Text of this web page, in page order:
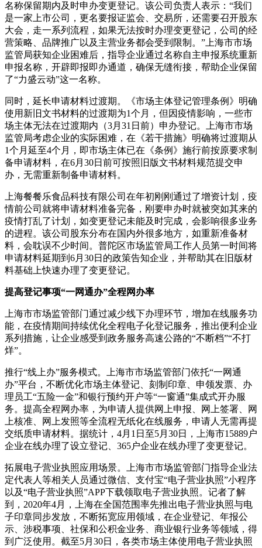
名称保留期内及时申办变更登记。该公司负责人表示：“我们
是一家上市公司，更名要报证监会、交易所，还需要召开股东
大会，走一系列流程，如果无法按时办理变更登记，公司的经
营策略、品牌推广以及主营业务都会受到限制。”上海市市场
监管局获知企业困难后，指导企业通过名称自主申报系统重新
申报名称，开辟即报即办通道，确保无缝衔接，帮助企业保留
了“力盛云动”这一名称。
同时，延长申请材料过渡期。《市场主体登记管理条例》明确
使用新旧文书材料的过渡期为1个月，但因疫情影响，一些市
场主体无法在过渡期内（3月31日前）申办登记。上海市市场
监管局考虑企业的实际困难，在《若干措施》明确将过渡期从
1个月延至4个月，即市场主体已在《条例》施行前按原要求制
备申请材料，在6月30日前可按照旧版文书材料规范提交申
办，无需重新制备申请材料。
上海餐餐乐食品科技有限公司在年初刚刚通过了增资计划，疫
情前公司就将申请材料准备完备，刚要申办时就被突如其来的
疫情打乱了计划，如变更登记未能及时完成，会影响很多业务
的进程。该公司股东分布在国内外很多地方，如重新准备材
料，会耽误不少时间。普陀区市场监管局工作人员第一时间将
申请材料延期到6月30日的政策告知企业，并帮助其在旧版材
料基础上快速办理了变更登记。
提高登记事项“一网通办”全程网办率
上海市市场监管部门通过减少线下办理环节，增加在线服务功
能，在疫情期间持续优化全程电子化登记服务，推出便利企业
系列措施，让企业感受到政务服务高速公路的“不断档”“不打
烊”。
推行“线上办”服务模式。上海市市场监管部门依托“一网通
办”平台，不断优化市场主体登记、刻制印章、申领发票、办
理员工“五险一金”和银行预约开户等“一窗通”集成式开办服
务。提高全程网办率，为申请人提供网上申报、网上签署、网
上核准、网上发照等全流程无纸化在线服务，申请人无需再提
交纸质申请材料。据统计，4月1日至5月30日，上海市15889户
企业在线办理了设立登记、365户企业在线办理了变更登记。
拓展电子营业执照应用场景。上海市市场监管部门指导企业法
定代表人等相关人员通过微信、支付宝“电子营业执照”小程序
以及“电子营业执照”APP下载领取电子营业执照。记者了解
到，2020年4月，上海在全国范围率先推出电子营业执照与电
子印章同步发放，不断拓宽应用领域，在企业登记、年报公
示、涉税事项、社保和公积金业务、商业银行业务等领域，得
到广泛使用。截至5月30日，各类市场主体使用电子营业执照